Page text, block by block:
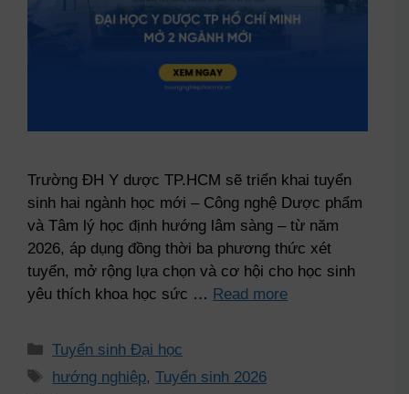
Trường ĐH Y dược TP.HCM sẽ triển khai tuyển
sinh hai ngành học mới – Công nghệ Dược phẩm
và Tâm lý học định hướng lâm sàng – từ năm
2026, áp dụng đồng thời ba phương thức xét
tuyển, mở rộng lựa chọn và cơ hội cho học sinh
yêu thích khoa học sức … Read more
Tuyển sinh Đại học
hướng nghiệp,Tuyển sinh 2026